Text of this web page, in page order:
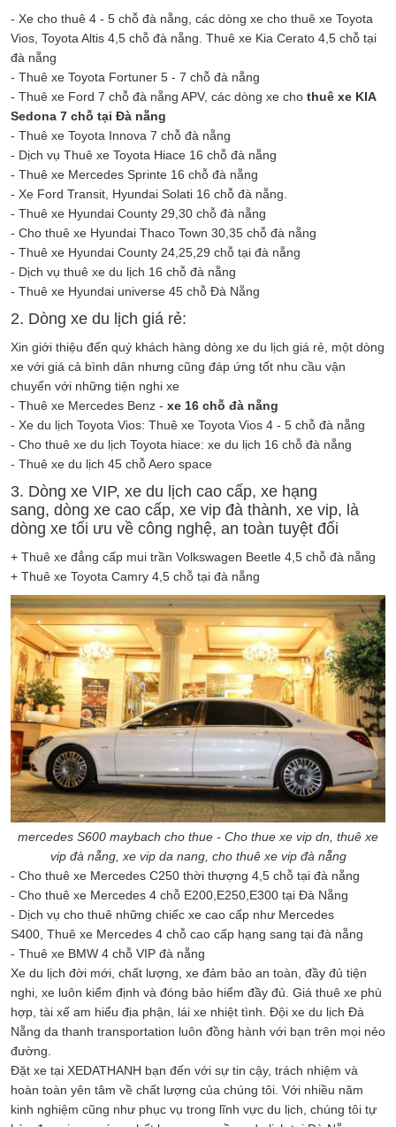
- Xe cho thuê 4 - 5 chỗ đà nẵng, các dòng xe cho thuê xe Toyota
Vios, Toyota Altis 4,5 chỗ đà nẵng. Thuê xe Kia Cerato 4,5 chỗ tại
đà nẵng
- Thuê xe Toyota Fortuner 5 - 7 chỗ đà nẵng
- Thuê xe Ford 7 chỗ đà nẵng APV, các dòng xe cho thuê xe KIA
Sedona 7 chỗ tại Đà nẵng
- Thuê xe Toyota Innova 7 chỗ đà nẵng
- Dịch vụ Thuê xe Toyota Hiace 16 chỗ đà nẵng
- Thuê xe Mercedes Sprinte 16 chỗ đà nẵng
- Xe Ford Transit, Hyundai Solati 16 chỗ đà nẵng.
- Thuê xe Hyundai County 29,30 chỗ đà nẵng
- Cho thuê xe Hyundai Thaco Town 30,35 chỗ đà nẵng
- Thuê xe Hyundai County 24,25,29 chỗ tại đà nẵng
- Dịch vụ thuê xe du lịch 16 chỗ đà nẵng
- Thuê xe Hyundai universe 45 chỗ Đà Nẵng
2. Dòng xe du lịch giá rẻ:
Xin giới thiệu đến quý khách hàng dòng xe du lịch giá rẻ, một dòng
xe với giá cả bình dân nhưng cũng đáp ứng tốt nhu cầu vận
chuyển với những tiện nghi xe
- Thuê xe Mercedes Benz - xe 16 chỗ đà nẵng
- Xe du lịch Toyota Vios: Thuê xe Toyota Vios 4 - 5 chỗ đà nẵng
- Cho thuê xe du lịch Toyota hiace: xe du lịch 16 chỗ đà nẵng
- Thuê xe du lịch 45 chỗ Aero space
3. Dòng xe VIP, xe du lịch cao cấp, xe hạng
sang, dòng xe cao cấp, xe vip đà thành, xe vip, là
dòng xe tối ưu về công nghệ, an toàn tuyệt đối
+ Thuê xe đẳng cấp mui trần Volkswagen Beetle 4,5 chỗ đà nẵng
+ Thuê xe Toyota Camry 4,5 chỗ tại đà nẵng
mercedes S600 maybach cho thue - Cho thue xe vip dn, thuê xe
vip đà nẵng, xe vip da nang, cho thuê xe vip đà nẵng
- Cho thuê xe Mercedes C250 thời thượng 4,5 chỗ tại đà nẵng
- Cho thuê xe Mercedes 4 chỗ E200,E250,E300 tại Đà Nẵng
- Dịch vụ cho thuê những chiếc xe cao cấp như Mercedes
S400, Thuê xe Mercedes 4 chỗ cao cấp hạng sang tại đà nẵng
- Thuê xe BMW 4 chỗ VIP đà nẵng
Xe du lịch đời mới, chất lượng, xe đảm bảo an toàn, đầy đủ tiện
nghi, xe luôn kiểm định và đóng bảo hiểm đầy đủ. Giá thuê xe phù
hợp, tài xế am hiểu địa phận, lái xe nhiệt tình. Đội xe du lịch Đà
Nẵng da thanh transportation luôn đồng hành với bạn trên mọi nẻo
đường.
Đặt xe tại XEDATHANH bạn đến với sự tin cậy, trách nhiệm và
hoàn toàn yên tâm về chất lượng của chúng tôi. Với nhiều năm
kinh nghiệm cũng như phục vụ trong lĩnh vực du lịch, chúng tôi tự